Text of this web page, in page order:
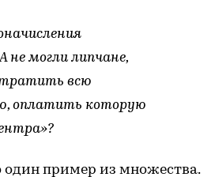
не могли липчане,
всю
оплатить которую
пример из множества.